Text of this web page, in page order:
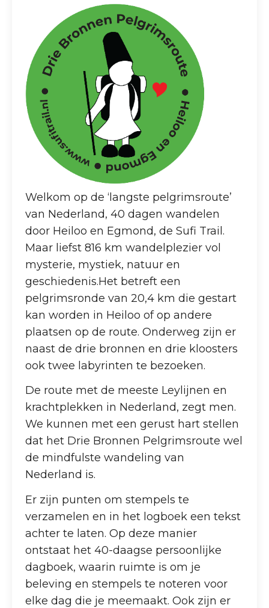
Welkom op de ‘langste pelgrimsroute’
van Nederland, 40 dagen wandelen
door Heiloo en Egmond, de Sufi Trail.
Maar liefst 816 km wandelplezier vol
mysterie, mystiek, natuur en
geschiedenis.Het betreft een
pelgrimsronde van 20,4 km die gestart
kan worden in Heiloo of op andere
plaatsen op de route. Onderweg zijn er
naast de drie bronnen en drie kloosters
ook twee labyrinten te bezoeken.
De route met de meeste Leylijnen en
krachtplekken in Nederland, zegt men.
We kunnen met een gerust hart stellen
dat het Drie Bronnen Pelgrimsroute wel
de mindfulste wandeling van
Nederland is.
Er zijn punten om stempels te
verzamelen en in het logboek een tekst
achter te laten. Op deze manier
ontstaat het 40-daagse persoonlijke
dagboek, waarin ruimte is om je
beleving en stempels te noteren voor
elke dag die je meemaakt. Ook zijn er